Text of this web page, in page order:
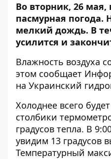
Во вторник, 26 мая,
пасмурная погода.
мелкий дождь. В
усилится и
Влажность воздуха
этом сообщает
на Украинский
Холоднее всего
столбики
градусов тепла. В
увидим 13 градусов
Температурный